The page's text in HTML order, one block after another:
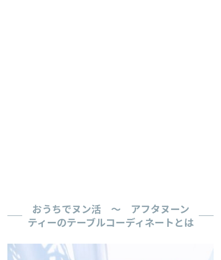
おうちでヌン活 ～ アフタヌーン
ティーのテーブルコーディネートとは